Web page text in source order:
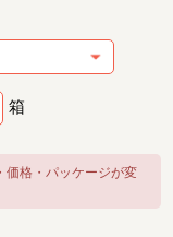
箱
価格・パッケージが変